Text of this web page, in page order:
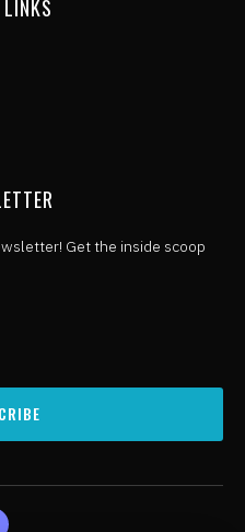
Get the inside scoop